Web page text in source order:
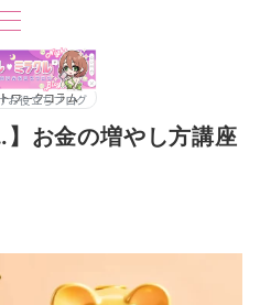
お役立ちブログ
ワークコラム
】お金の増やし方講座